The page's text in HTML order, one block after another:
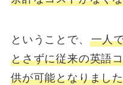
ということで、 一人
とさずに従来の英語
供が可能となりました